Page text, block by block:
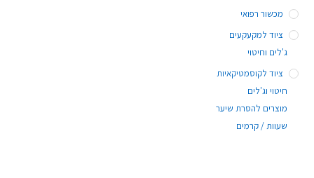
מכשור רפואי
ציוד למקעקעים
ג'לים וחיטוי
ציוד לקוסמטיקאיות
חיטוי וג'לים
מוצרים להסרת שיער
שעוות / קרמים